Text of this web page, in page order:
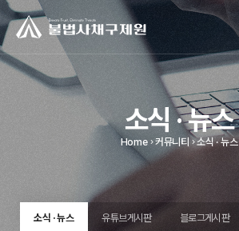
소식 · 뉴스
Home 커뮤니티 소식 · 뉴스
소식 · 뉴스 유튜브게시판 블로그게시판